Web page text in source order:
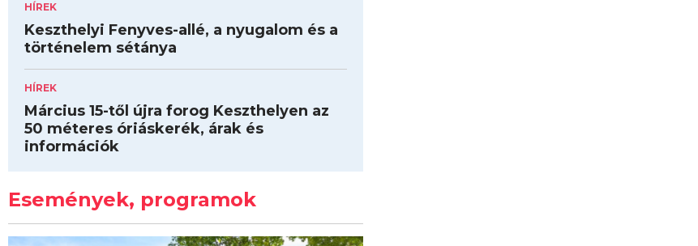
HÍREK
Keszthelyi Fenyves-allé, a nyugalom és a
történelem sétánya
HÍREK
Március 15-től újra forog Keszthelyen az
50 méteres óriáskerék, árak és
információk
Események, programok